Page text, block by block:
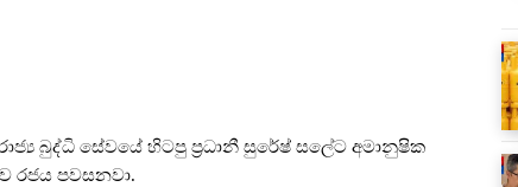
බුද්ධි සේවයේ හිටපු ප්‍රධානී සුරේෂ් සලේට අමානුෂික
රජය පවසනවා.